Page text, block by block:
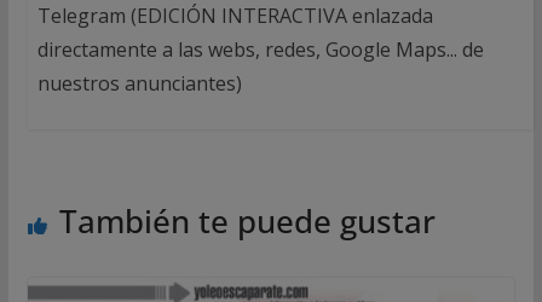
Telegram (EDICIÓN INTERACTIVA enlazada
directamente a las webs, redes, Google Maps... de
nuestros anunciantes)
También te puede gustar